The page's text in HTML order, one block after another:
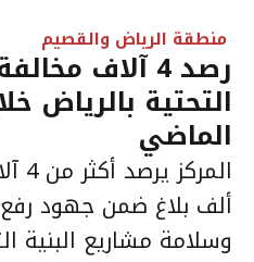
منطقة الرياض والقصيم
رصد 4 آلاف
التحتية بالرياض
الماضي
ألف بلاغ ضمن جهود رفع
وسلامة مشاريع البنية